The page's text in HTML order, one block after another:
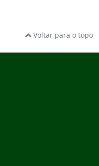
Voltar para o topo